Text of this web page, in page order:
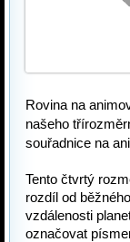
Rovina na
našeho
souřadnice na
Tento čtvrtý
rozdíl od
vzdálenosti
označovat